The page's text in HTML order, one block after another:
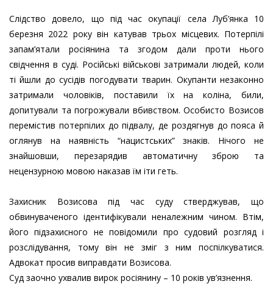
Слідство довело, що під час окупації села Луб’янка 10
березня 2022 року він катував трьох місцевих. Потерпілі
запам’ятали росіянина та згодом дали проти нього
свідчення в суді. Російські військові затримали людей, коли
ті йшли до сусідів погодувати тварин. Окупанти незаконно
затримали чоловіків, поставили їх на коліна, били,
допитували та погрожували вбивством. Особисто Возисов
перемістив потерпілих до підвалу, де роздягнув до пояса й
оглянув на наявність “нацистських” знаків. Нічого не
знайшовши, перезарядив автоматичну зброю та
нецензурною мовою наказав їм іти геть.
Захисник Возисова під час суду стверджував, що
обвинуваченого ідентифікували неналежним чином. Втім,
його підзахисного не повідомили про судовий розгляд і
розслідування, тому він не зміг з ним поспілкуватися.
Адвокат просив виправдати Возисова.
Суд заочно ухвалив вирок росіянину – 10 років ув’язнення.